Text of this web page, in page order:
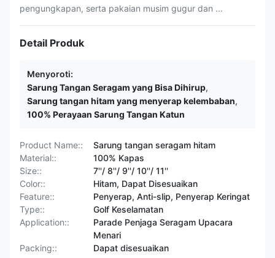
pengungkapan, serta pakaian musim gugur dan ...
Detail Produk
Menyoroti:
Sarung Tangan Seragam yang Bisa Dihirup,
Sarung tangan hitam yang menyerap kelembaban,
100% Perayaan Sarung Tangan Katun
Product Name::
Sarung tangan seragam hitam
Material::
100% Kapas
Size::
7''/ 8''/ 9''/ 10''/ 11''
Color::
Hitam, Dapat Disesuaikan
Feature::
Penyerap, Anti-slip, Penyerap Keringat
Type::
Golf Keselamatan
Application::
Parade Penjaga Seragam Upacara
Menari
Packing::
Dapat disesuaikan